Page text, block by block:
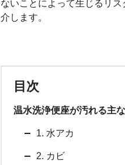
ないことによって生じるリ
介します。
目次
温水洗浄便座が汚れる主
1. 水アカ
2. カビ